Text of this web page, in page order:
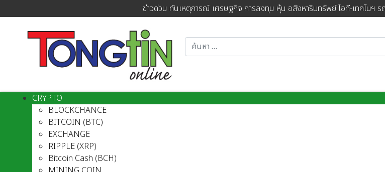
ข่าวด่วน ทันเหตุการณ์ เศรษฐกิจ การลงทุน หุ้น อสังหาริมทรัพย์ ไอที-เทคโนฯ ร
CRYPTO
BLOCKCHANCE
BITCOIN (BTC)
EXCHANGE
RIPPLE (XRP)
Bitcoin Cash (BCH)